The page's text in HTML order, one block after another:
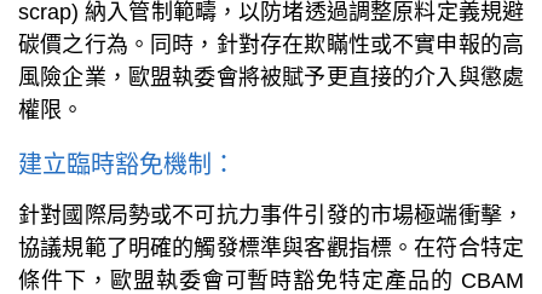
scrap) 納入管制範疇，以防堵透過調整原料定義規避
碳價之行為。同時，針對存在欺瞞性或不實申報的高
風險企業，歐盟執委會將被賦予更直接的介入與懲處
權限。
建立臨時豁免機制：
針對國際局勢或不可抗力事件引發的市場極端衝擊，
協議規範了明確的觸發標準與客觀指標。在符合特定
條件下，歐盟執委會可暫時豁免特定產品的 CBAM